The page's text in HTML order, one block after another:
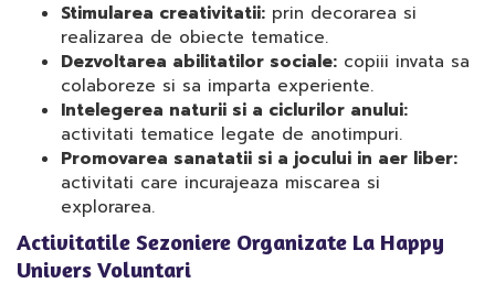
Stimularea creativitatii: prin decorarea si
realizarea de obiecte tematice.
Dezvoltarea abilitatilor sociale: copiii invata sa
colaboreze si sa imparta experiente.
Intelegerea naturii si a ciclurilor anului:
activitati tematice legate de anotimpuri.
Promovarea sanatatii si a jocului in aer liber:
activitati care incurajeaza miscarea si
explorarea.
Activitatile Sezoniere Organizate La Happy
Univers Voluntari